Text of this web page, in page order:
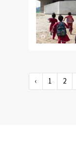
©
‹ 1 2